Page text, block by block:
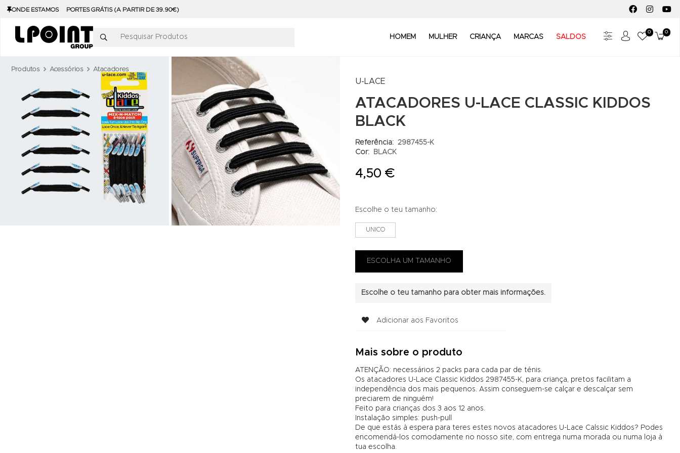
ONDE ESTAMOS PORTES GRÁTIS (A PARTIR DE 39.90€) FACEBOOK
Pesquisar Produtos
HOMEM MULHER CRIANÇA MARCAS SALDOS Meus
0 0
Produtos Acessórios Atacadores
U-LACE
ATACADORES U-LACE CLASSIC KIDDOS
BLACK
Referência: 2987455-K
Cor:
BLACK
4,50 €
Escolhe o teu tamanho:
UNICO
Escolhe o teu tamanho para obter mais informações.
Adicionar aos Favoritos
Mais sobre o produto
ATENÇÃO: necessários 2 packs para cada par de ténis.
Os atacadores U-Lace Classic Kiddos 2987455-K, para criança, pretos facilitam a
independência dos mais pequenos. Assim conseguem-se calçar e descalçar sem
preciarem de ninguém!
Feito para crianças dos 3 aos 12 anos.
Instalação simples: push-pull
De que estás à espera para teres estes novos atacadores U-Lace Calssic Kiddos? Podes
encomendá-los comodamente no nosso site, com entrega numa morada ou numa loja à
tua escolha.